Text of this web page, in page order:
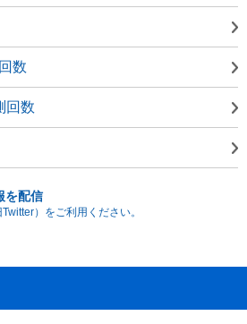
数
回数
を配信
）をご利用ください。